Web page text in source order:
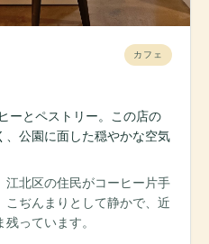
カフェ
ーとペストリー。この店の
、公園に面した穏やかな空気
江北区の住民がコーヒー片手
こぢんまりとして静かで、近
っています。